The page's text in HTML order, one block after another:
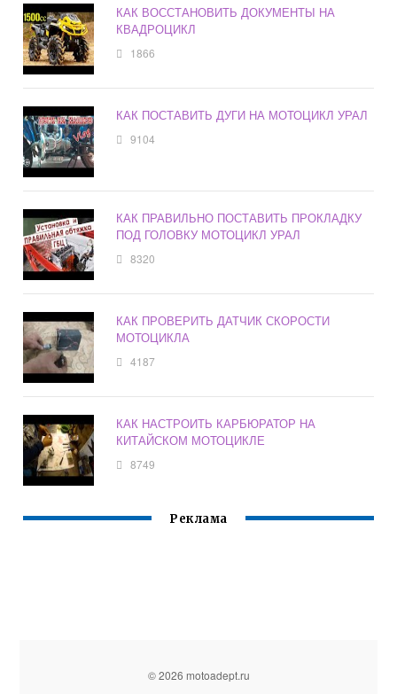
КАК ВОССТАНОВИТЬ ДОКУМЕНТЫ НА
КВАДРОЦИКЛ
1866
КАК ПОСТАВИТЬ ДУГИ НА МОТОЦИКЛ УРАЛ
9104
КАК ПРАВИЛЬНО ПОСТАВИТЬ ПРОКЛАДКУ
ПОД ГОЛОВКУ МОТОЦИКЛ УРАЛ
8320
КАК ПРОВЕРИТЬ ДАТЧИК СКОРОСТИ
МОТОЦИКЛА
4187
КАК НАСТРОИТЬ КАРБЮРАТОР НА
КИТАЙСКОМ МОТОЦИКЛЕ
8749
Реклама
© 2026 motoadept.ru